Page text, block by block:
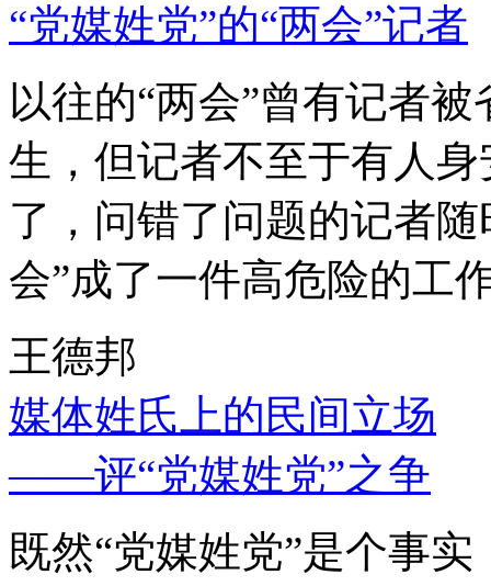
“党媒姓党”的“两会”记者
以往的“两会”曾有记者
生，但记者不至于有人
了，问错了问题的记者
会”成了一件高危险的工
王德邦
媒体姓氏上的民间立场
——评“党媒姓党”之争
既然“党媒姓党”是个事